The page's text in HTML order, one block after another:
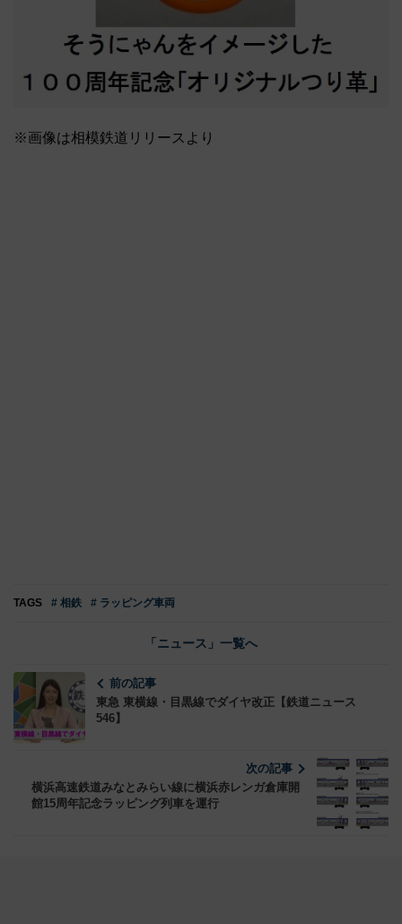
※画像は相模鉄道リリースより
TAGS # 相鉄 # ラッピング車両
「ニュース」一覧へ
前の記事
東急 東横線・目黒線でダイヤ改正【鉄道ニュース
546】
次の記事
横浜高速鉄道みなとみらい線に横浜赤レンガ倉庫開
館15周年記念ラッピング列車を運行